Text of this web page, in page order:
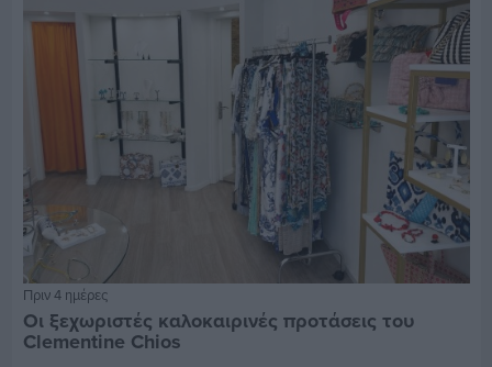
Πριν 4 ημέρες
Οι ξεχωριστές καλοκαιρινές προτάσεις του
Clementine Chios